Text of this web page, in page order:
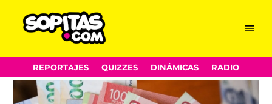
Skip
to
content
Menu
REPORTAJES QUIZZES DINÁMICAS RADIO